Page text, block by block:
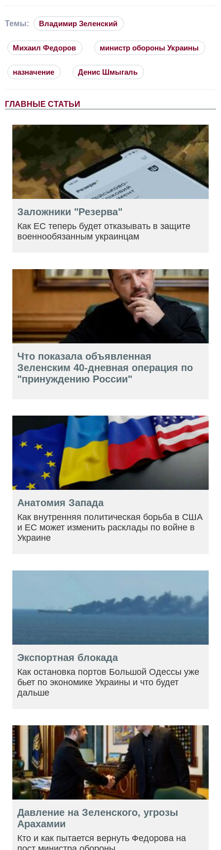
Темы: Владимир Зеленский
Михаил Федоров министр обороны Украины
назначение Денис Шмыгаль
ГЛАВНЫЕ СТАТЬИ
Заложники "Резерва"
Как ЕС теперь будет отказывать в защите
военнообязанным украинцам
Что показала объявленная
Зеленским 40-дневная операция по
"принуждению России"
Анатомия Запада
Как внутренняя политическая борьба в США
и ЕС может изменить расклады по войне в
Украине
Экспортная блокада
Как остановка портов Большой Одессы уже
бьет по экономике Украины и что будет
дальше
Давление на Зеленского, угрозы
Арахамии
Кто и как пытается вернуть Федорова на